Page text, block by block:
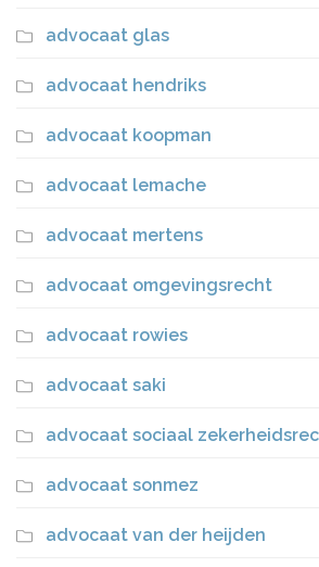
advocaat glas
advocaat hendriks
advocaat koopman
advocaat lemache
advocaat mertens
advocaat omgevingsrecht
advocaat rowies
advocaat saki
advocaat sociaal
advocaat sonmez
advocaat van der heijden